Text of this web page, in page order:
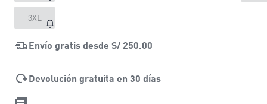
3XL
Envío gratis desde S/ 250.00
Devolución gratuita en 30 días